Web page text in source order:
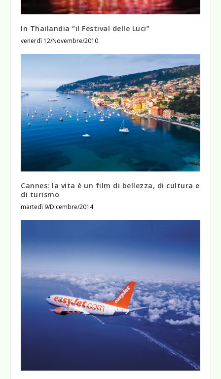
In Thailandia “il Festival delle Luci”
venerdì 12/Novembre/2010
Cannes: la vita è un film di bellezza, di cultura e
di turismo
martedì 9/Dicembre/2014